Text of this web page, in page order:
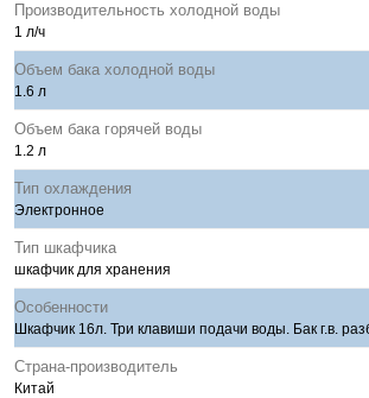
Производительность холодной воды
1 л/ч
Объем бака холодной воды
1.6 л
Объем бака горячей воды
1.2 л
Тип охлаждения
Электронное
Тип шкафчика
шкафчик для хранения
Особенности
Шкафчик 16л. Три клавиши подачи воды. Бак г.в.
Страна-производитель
Китай